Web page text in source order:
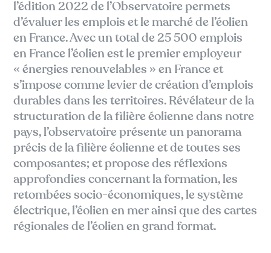
l’édition 2022 de l’Observatoire permets
d’évaluer les emplois et le marché de l’éolien
en France. Avec un total de 25 500 emplois
en France l’éolien est le premier employeur
« énergies renouvelables » en France et
s’impose comme levier de création d’emplois
durables dans les territoires. Révélateur de la
structuration de la filière éolienne dans notre
pays, l’observatoire présente un panorama
précis de la filière éolienne et de toutes ses
composantes; et propose des réflexions
approfondies concernant la formation, les
retombées socio-économiques, le système
électrique, l’éolien en mer ainsi que des cartes
régionales de l’éolien en grand format.